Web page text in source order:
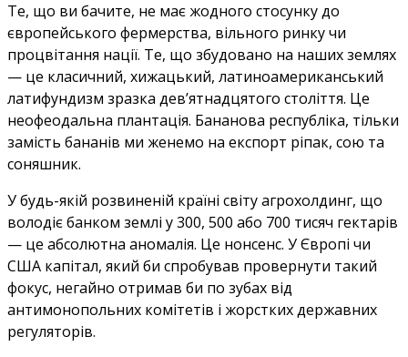
Те, що ви бачите, не має жодного стосунку до
європейського фермерства, вільного ринку чи
процвітання нації. Те, що збудовано на наших землях
— це класичний, хижацький, латиноамериканський
латифундизм зразка дев’ятнадцятого століття. Це
неофеодальна плантація. Бананова республіка, тільки
замість бананів ми женемо на експорт ріпак, сою та
соняшник.
У будь-якій розвиненій країні світу агрохолдинг, що
володіє банком землі у 300, 500 або 700 тисяч гектарів
— це абсолютна аномалія. Це нонсенс. У Європі чи
США капітал, який би спробував провернути такий
фокус, негайно отримав би по зубах від
антимонопольних комітетів і жорстких державних
регуляторів.